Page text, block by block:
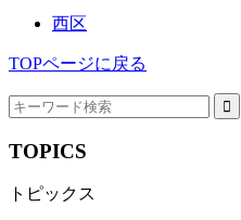
西区
TOPページに戻る
TOPICS
トピックス